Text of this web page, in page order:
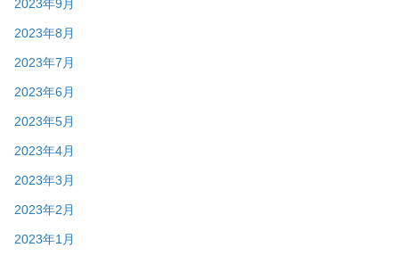
2023年9月
2023年8月
2023年7月
2023年6月
2023年5月
2023年4月
2023年3月
2023年2月
2023年1月